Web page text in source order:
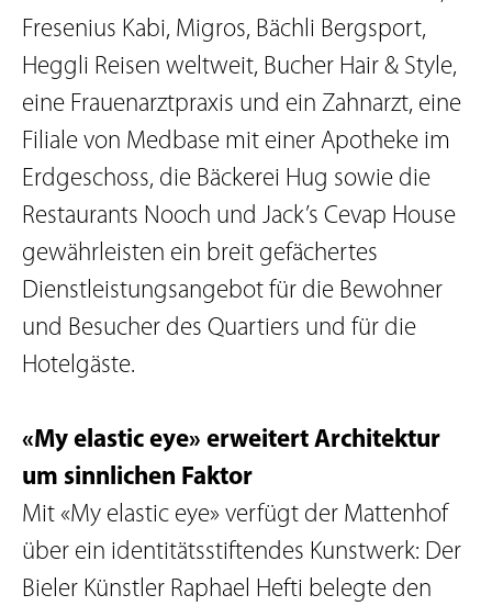
Fresenius Kabi, Migros, Bächli Bergsport,
Heggli Reisen weltweit, Bucher Hair & Style,
eine Frauenarztpraxis und ein Zahnarzt, eine
Filiale von Medbase mit einer Apotheke im
Erdgeschoss, die Bäckerei Hug sowie die
Restaurants Nooch und Jack’s Cevap House
gewährleisten ein breit gefächertes
Dienstleistungsangebot für die Bewohner
und Besucher des Quartiers und für die
Hotelgäste.
«My elastic eye» erweitert Architektur
um sinnlichen Faktor
Mit «My elastic eye» verfügt der Mattenhof
über ein identitätsstiftendes Kunstwerk: Der
Bieler Künstler Raphael Hefti belegte den